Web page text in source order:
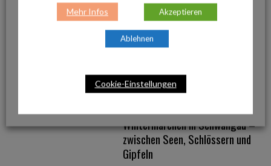
Winter Wonderland in Lissabon
by Stefan Schrörs
Wintermärchen in Schwangau –
zwischen Seen, Schlössern und
Gipfeln
Mehr Infos Akzeptieren
Ablehnen
Cookie-Einstellungen